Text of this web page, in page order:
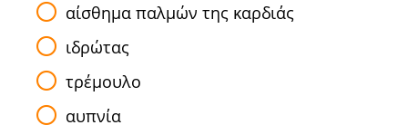
αίσθημα παλμών της καρδιάς
ιδρώτας
τρέμουλο
αυπνία